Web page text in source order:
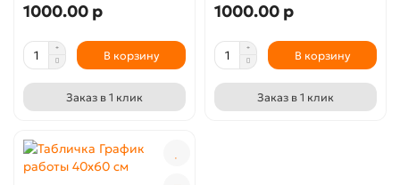
1000.00 р
В корзину
Заказ в 1 клик
1000.00 р
В корзину
Заказ в 1 клик